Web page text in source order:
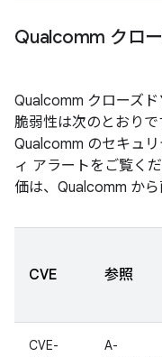
Qualcomm クロ
Qualcomm クローズ
脆弱性は次のとおり
Qualcomm のセキュ
ィ アラートをご覧く
価は、Qualcomm から
CVE 参照
CVE-
A-